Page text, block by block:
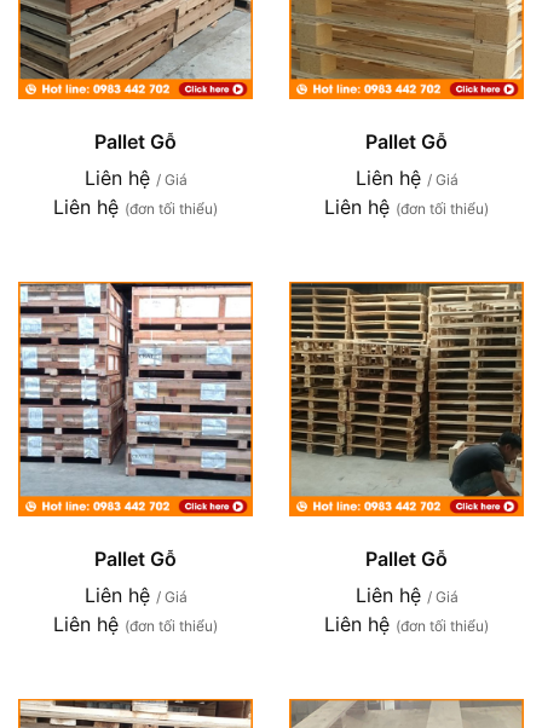
Pallet Gỗ
Liên hệ / Giá
Liên hệ (đơn tối thiểu)
Pallet Gỗ
Liên hệ / Giá
Liên hệ (đơn tối thiểu)
Pallet Gỗ
Liên hệ / Giá
Liên hệ (đơn tối thiểu)
Pallet Gỗ
Liên hệ / Giá
Liên hệ (đơn tối thiểu)